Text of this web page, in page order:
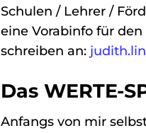
Schulen / Lehrer /
eine Vorabinfo für
schreiben an:
Das WERTE-
Anfangs von mir